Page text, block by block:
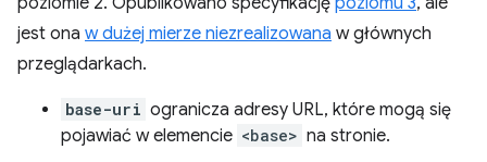
jest ona w dużej mierze niezrealizowana w głównych
przeglądarkach.
base-uri ogranicza adresy URL, które mogą się
pojawiać w elemencie <base> na stronie.